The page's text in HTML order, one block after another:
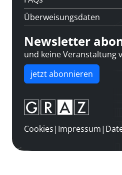
Überweisungsdaten
Newsletter
und keine Veranstaltung
jetzt abonnieren
Cookies| Impressum|